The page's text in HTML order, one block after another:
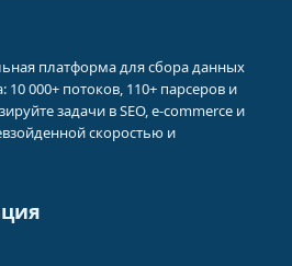
платформа для сбора данных
000+ потоков, 110+ парсеров и
задачи в SEO, e-commerce и
скоростью и